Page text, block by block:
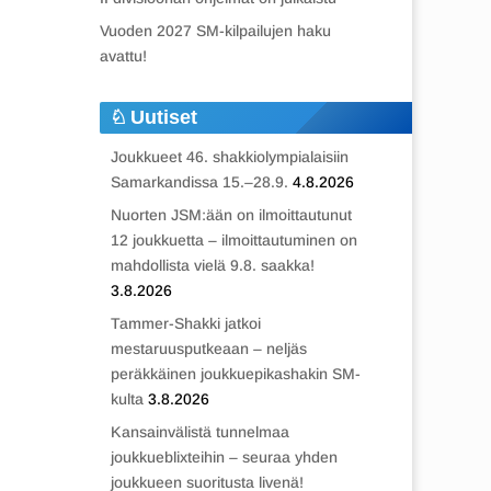
Vuoden 2027 SM-kilpailujen haku
avattu!
Uutiset
Joukkueet 46. shakkiolympialaisiin
Samarkandissa 15.–28.9. 4.8.2026
Nuorten JSM:ään on ilmoittautunut
12 joukkuetta – ilmoittautuminen on
mahdollista vielä 9.8. saakka!
3.8.2026
Tammer-Shakki jatkoi
mestaruusputkeaan – neljäs
peräkkäinen joukkuepikashakin SM-
kulta 3.8.2026
Kansainvälistä tunnelmaa
joukkueblixteihin – seuraa yhden
joukkueen suoritusta livenä!